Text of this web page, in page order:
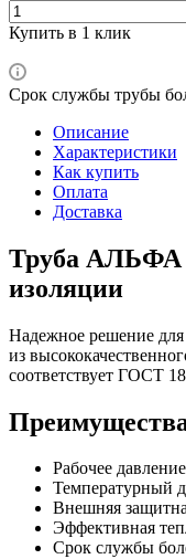
Купить в 1 клик
Срок службы трубы
Описание
Характеристики
Как купить
Оплата
Доставка
Труба АЛЬФА
изоляции
Надежное решение для
из
соответствует ГОСТ
Рабочее
Температурный
Внешняя
Эффективная
Срок службы